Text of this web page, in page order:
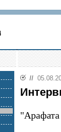
//
"Арафата